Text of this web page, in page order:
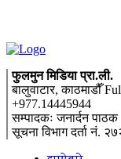
फुलमुन मिडिया प्रा.ली.
बालुवाटार, काठमाडौँ
+977.14445944
सम्पादकः जनार्दन पाठक
सूचना विभाग दर्ता नं.